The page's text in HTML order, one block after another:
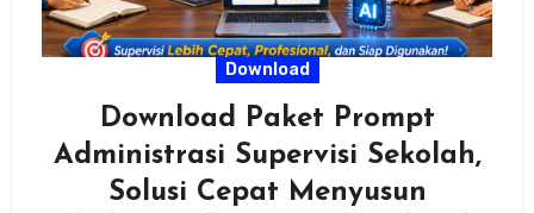
Download
Download Paket Prompt
Administrasi Supervisi Sekolah,
Solusi Cepat Menyusun